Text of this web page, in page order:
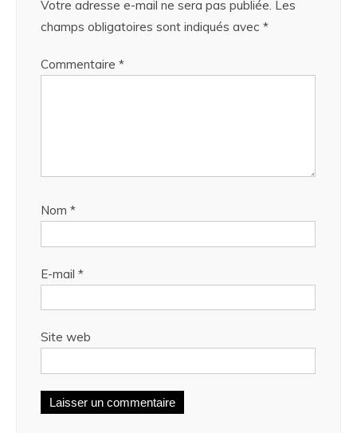
Votre adresse e-mail ne sera pas publiée. Les
champs obligatoires sont indiqués avec *
Commentaire *
Nom *
E-mail *
Site web